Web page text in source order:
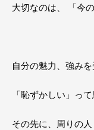
大切なのは、 「今
自分の魅力、強み
「恥ずかしい」っ
その先に、周りの人